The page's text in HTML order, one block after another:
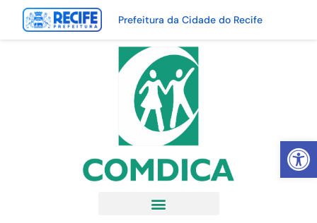
Abrir
Prefeitura da Cidade do Recife